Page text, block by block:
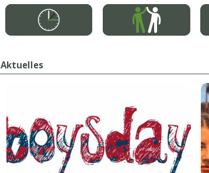
Aktuelles